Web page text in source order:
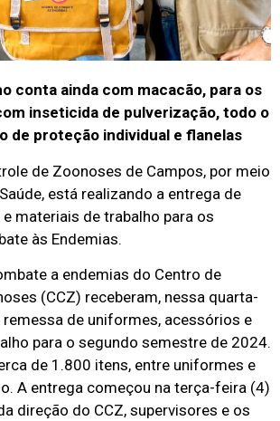
conta ainda com macacão, para os
inseticida de pulverização, todo o
de proteção individual e flanelas
de Zoonoses de Campos, por meio
está realizando a entrega de
materiais de trabalho para os
às Endemias.
a endemias do Centro de
(CCZ) receberam, nessa quarta-
de uniformes, acessórios e
para o segundo semestre de 2024.
de 1.800 itens, entre uniformes e
A entrega começou na terça-feira (4)
direção do CCZ, supervisores e os